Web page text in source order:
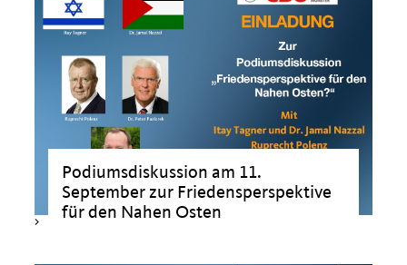
Podiumsdiskussion am 11.
September zur Friedensperspektive
für den Nahen Osten
>